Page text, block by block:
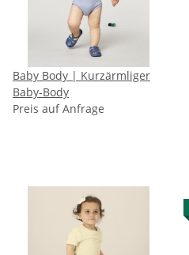
Baby Body | Kurzärmliger
Baby-Body
Preis auf Anfrage